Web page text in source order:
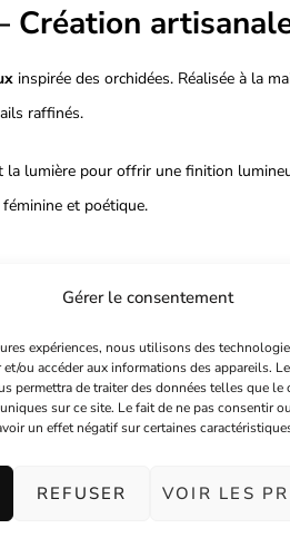
Gérer le consentement
expériences, nous utilisons des
ou accéder aux informations des appareils.
permettra de traiter des données telles que le
sur ce site. Le fait de ne pas consentir
un effet négatif sur certaines
REFUSER VOIR LES
Création
inspirée des orchidées. Réalisée à la
raffinés.
lumière pour offrir une finition
et poétique.
en un look original. Son style
pour apporter une touche unique à
assemblés à la main.